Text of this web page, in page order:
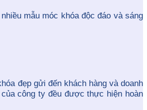
mẫu móc khóa độc đáo và sáng
đẹp gửi đến khách hàng và doanh
công ty đều được thực hiện hoàn